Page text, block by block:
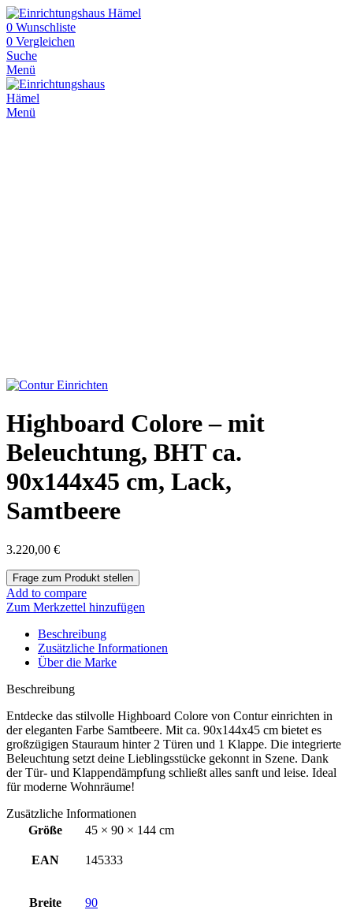
0 Wunschliste
0 Vergleichen
Suche
Menü
Menü
Highboard Colore – mit
Beleuchtung, BHT ca.
90x144x45 cm, Lack,
Samtbeere
3.220,00 €
Add to compare
Zum Merkzettel hinzufügen
Beschreibung
Zusätzliche Informationen
Über die Marke
Beschreibung
Entdecke das stilvolle Highboard Colore von Contur einrichten in
der eleganten Farbe Samtbeere. Mit ca. 90x144x45 cm bietet es
großzügigen Stauraum hinter 2 Türen und 1 Klappe. Die integrierte
Beleuchtung setzt deine Lieblingsstücke gekonnt in Szene. Dank
der Tür- und Klappendämpfung schließt alles sanft und leise. Ideal
für moderne Wohnräume!
Zusätzliche Informationen
Größe
45 × 90 × 144 cm
EAN 145333
Breite 90